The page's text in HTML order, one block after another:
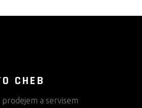
CHEB
prodejem a servisem